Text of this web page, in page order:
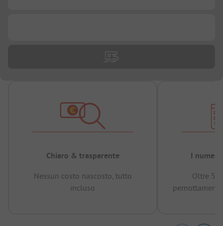
Chiaro & trasparente
Nessun costo nascosto, tutto
incluso
I numeri
Oltre